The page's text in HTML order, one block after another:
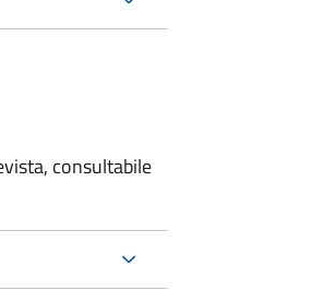
consultabile